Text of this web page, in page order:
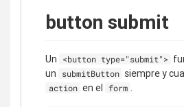
button submit
Un <button type="submit">
un
submitButton siempre y
action en el form